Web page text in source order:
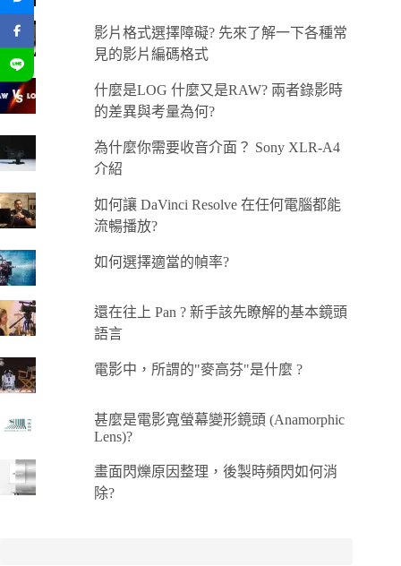
影片格式選擇障礙? 先來了解一下各種常
見的影片編碼格式
什麼是LOG 什麼又是RAW? 兩者錄影時
的差異與考量為何?
為什麼你需要收音介面？ Sony XLR-A4
介紹
如何讓 DaVinci Resolve 在任何電腦都能
流暢播放?
如何選擇適當的幀率?
還在往上 Pan ? 新手該先瞭解的基本鏡頭
語言
電影中，所謂的"麥高芬"是什麼 ?
甚麼是電影寬螢幕變形鏡頭 (Anamorphic
Lens)?
畫面閃爍原因整理，後製時頻閃如何消
除?